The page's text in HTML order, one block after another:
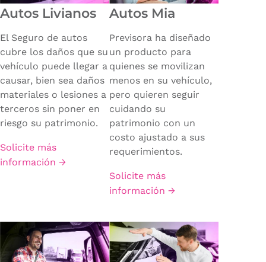
Autos Livianos
El Seguro de autos
cubre los daños que su
vehículo puede llegar a
causar, bien sea daños
materiales o lesiones a
terceros sin poner en
riesgo su patrimonio.
Solicite más
información →
Autos Mia
Previsora ha diseñado
un producto para
quienes se movilizan
menos en su vehículo,
pero quieren seguir
cuidando su
patrimonio con un
costo ajustado a sus
requerimientos.
Solicite más
información →